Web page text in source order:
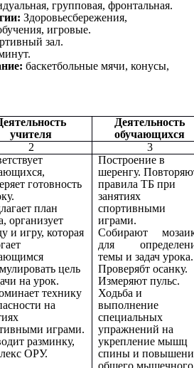
групповая, фронтальная.
Здоровьесбережения,
игровые.
зал.
баскетбольные мячи, конусы,
учителя
Деятельность
обучающихся
2 3
готовность
план
организует
и игру, которая
цель
на урок.
технику
на
играми.
разминку,
ОРУ.
Построение в
шеренгу.
правила ТБ при
занятиях
спортивными
играми.
Собирают
для
темы и задач урока.
Проверябт осанку.
Измеряют пульс.
Ходьба и
выполнение
специальных
упражнений на
укрепление мышц
спины и
общего мышечного